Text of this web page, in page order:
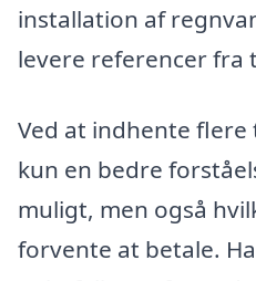
installation af
levere referencer fra
Ved at indhente
kun en bedre
muligt, men også
forvente at betale.